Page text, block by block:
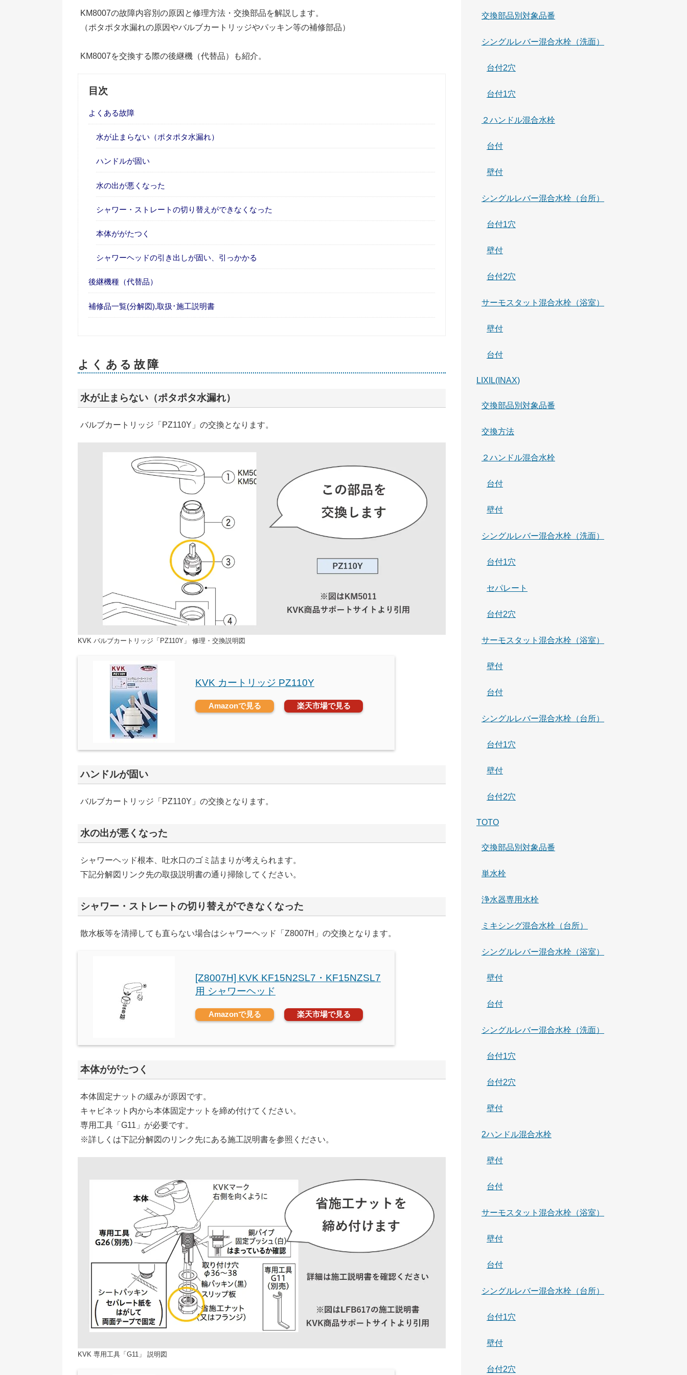
KM8007の故障内容別の原因と修理方法・交換部品を解説します。
（ポタポタ水漏れの原因やバルブカートリッジやパッキン等の補修部品）
KM8007を交換する際の後継機（代替品）も紹介。
目次
よくある故障
水が止まらない（ポタポタ水漏れ）
ハンドルが固い
水の出が悪くなった
シャワー・ストレートの切り替えができなくなった
本体ががたつく
シャワーヘッドの引き出しが固い、引っかかる
後継機種（代替品）
補修品一覧(分解図),取扱･施工説明書
よくある故障
水が止まらない（ポタポタ水漏れ）
バルブカートリッジ「PZ110Y」の交換となります。
KVK バルブカートリッジ「PZ110Y」 修理・交換説明図
KVK カートリッジ PZ110Y
Amazonで見る 楽天市場で見る
ハンドルが固い
バルブカートリッジ「PZ110Y」の交換となります。
水の出が悪くなった
シャワーヘッド根本、吐水口のゴミ詰まりが考えられます。
下記分解図リンク先の取扱説明書の通り掃除してください。
シャワー・ストレートの切り替えができなくなった
散水板等を清掃しても直らない場合はシャワーヘッド「Z8007H」の交換となります。
[Z8007H] KVK KF15N2SL7・KF15NZSL7
用 シャワーヘッド
Amazonで見る 楽天市場で見る
本体ががたつく
本体固定ナットの緩みが原因です。
キャビネット内から本体固定ナットを締め付けてください。
専用工具「G11」が必要です。
※詳しくは下記分解図のリンク先にある施工説明書を参照ください。
KVK 専用工具「G11」 説明図
交換部品別対象品番
シングルレバー混合水栓（洗面）
台付2穴
台付1穴
２ハンドル混合水栓
台付
壁付
シングルレバー混合水栓（台所）
台付1穴
壁付
台付2穴
サーモスタット混合水栓（浴室）
壁付
台付
LIXIL(INAX)
交換部品別対象品番
交換方法
２ハンドル混合水栓
台付
壁付
シングルレバー混合水栓（洗面）
台付1穴
セパレート
台付2穴
サーモスタット混合水栓（浴室）
壁付
台付
シングルレバー混合水栓（台所）
台付1穴
壁付
台付2穴
TOTO
交換部品別対象品番
単水栓
浄水器専用水栓
ミキシング混合水栓（台所）
シングルレバー混合水栓（浴室）
壁付
台付
シングルレバー混合水栓（洗面）
台付1穴
台付2穴
壁付
2ハンドル混合水栓
壁付
台付
サーモスタット混合水栓（浴室）
壁付
台付
シングルレバー混合水栓（台所）
台付1穴
壁付
台付2穴